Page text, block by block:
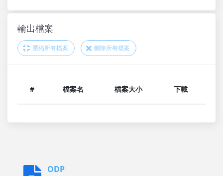
輸出檔案
壓縮所有檔案 刪除所有檔案
# 檔案名 檔案大小 下載
ODP